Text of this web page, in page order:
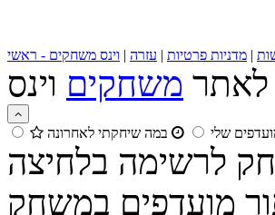
| מדניות פרטיות | עזרה | וינס משחקים - ראשי
לאתר משחקים
שלי במה שיחקתי לאחרונה
לרשימה בלחיצה